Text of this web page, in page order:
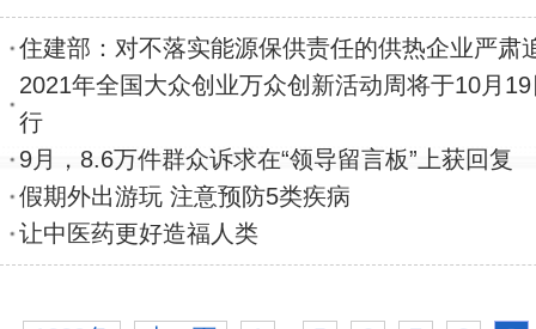
住建部：对不落实能源保供责任的供热企业严肃
2021年全国大众创业万众创新活动周将于10月
行
9月，8.6万件群众诉求在“领导留言板”上获回复
假期外出游玩 注意预防5类疾病
让中医药更好造福人类